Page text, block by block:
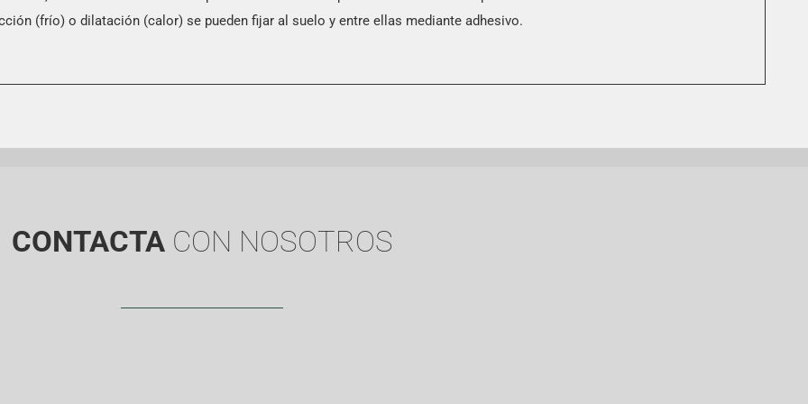
(frío) o dilatación (calor) se pueden fijar al suelo y entre ellas mediante adhesivo.
CONTACTA CON NOSOTROS